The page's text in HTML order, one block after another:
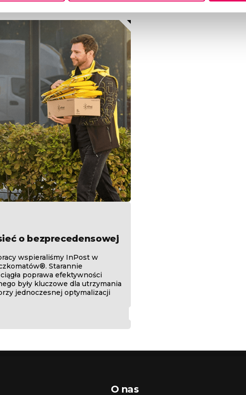
o bezprecedensowej
wspieraliśmy InPost w
Starannie
poprawa efektywności
były kluczowe dla utrzymania
jednoczesnej optymalizacji
O nas